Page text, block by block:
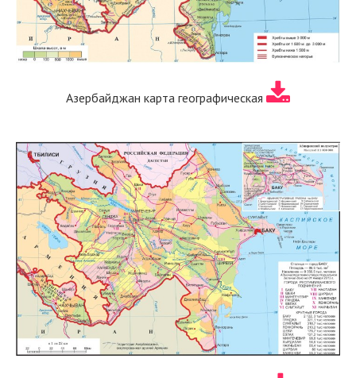
Азербайджан карта географическая